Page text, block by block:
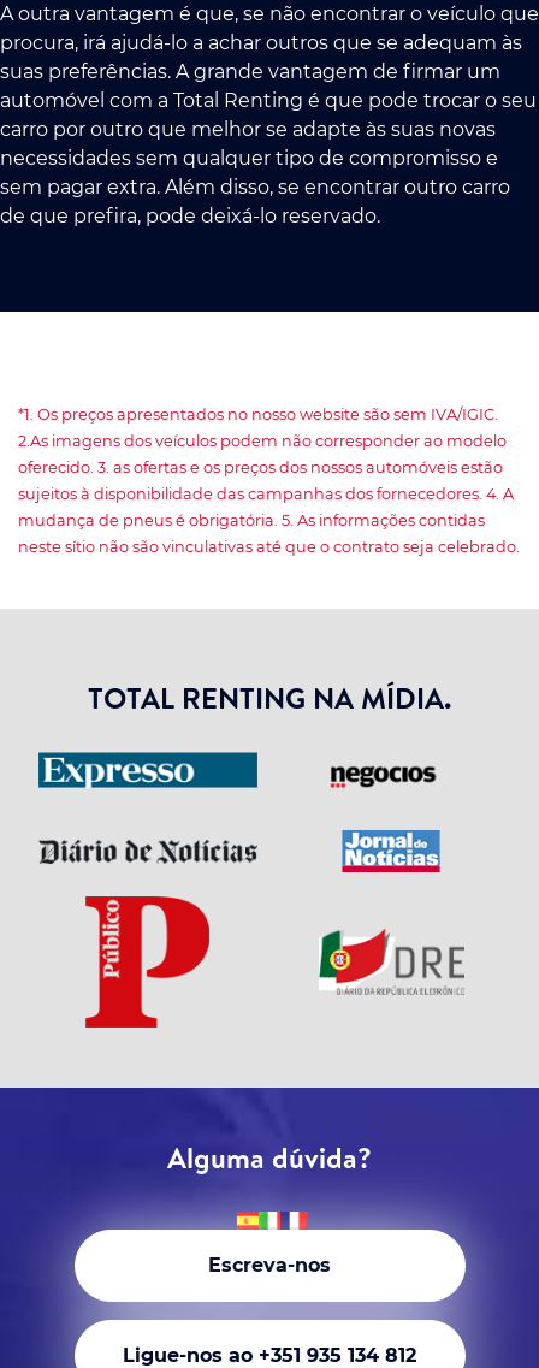
A outra vantagem é que, se não encontrar o veículo que
procura, irá ajudá-lo a achar outros que se adequam às
suas preferências. A grande vantagem de firmar um
automóvel com a Total Renting é que pode trocar o seu
carro por outro que melhor se adapte às suas novas
necessidades sem qualquer tipo de compromisso e
sem pagar extra. Além disso, se encontrar outro carro
de que prefira, pode deixá-lo reservado.
*1. Os preços apresentados no nosso website são sem IVA/IGIC.
2.As imagens dos veículos podem não corresponder ao modelo
oferecido. 3. as ofertas e os preços dos nossos automóveis estão
sujeitos à disponibilidade das campanhas dos fornecedores. 4. A
mudança de pneus é obrigatória. 5. As informações contidas
neste sítio não são vinculativas até que o contrato seja celebrado.
TOTAL RENTING NA MÍDIA.
Alguma dúvida?
Escreva-nos
Ligue-nos ao +351 935 134 812